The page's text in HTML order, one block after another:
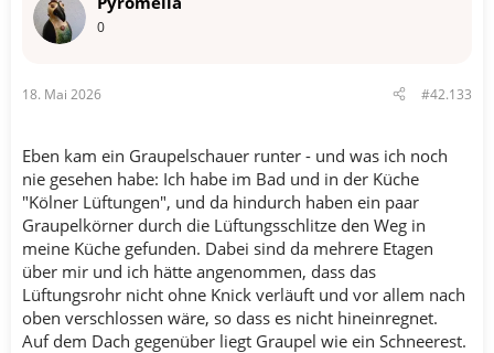
0
18. Mai 2026 #42.133
Eben kam ein Graupelschauer runter - und was ich noch
nie gesehen habe: Ich habe im Bad und in der Küche
"Kölner Lüftungen", und da hindurch haben ein paar
Graupelkörner durch die Lüftungsschlitze den Weg in
meine Küche gefunden. Dabei sind da mehrere Etagen
über mir und ich hätte angenommen, dass das
Lüftungsrohr nicht ohne Knick verläuft und vor allem nach
oben verschlossen wäre, so dass es nicht hineinregnet.
Auf dem Dach gegenüber liegt Graupel wie ein Schneerest.